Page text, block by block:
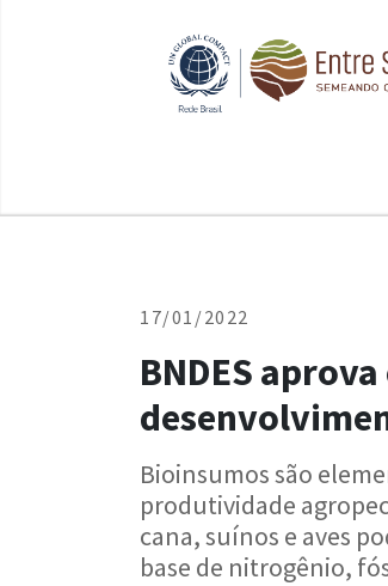
17/01/2022
BNDES
Bioinsumos são
produtividade
cana, suínos e aves
base de nitrogênio,